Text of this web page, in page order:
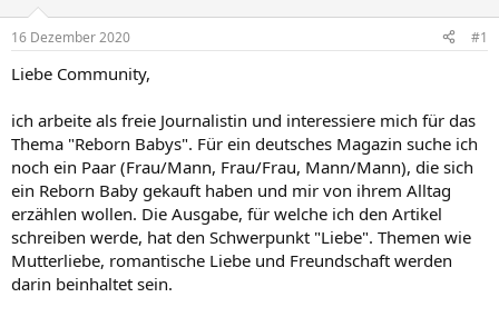
e
r
l
t
a
16 Dezember 2020 #1
Liebe Community,
ich arbeite als freie Journalistin und interessiere mich für das
Thema "Reborn Babys". Für ein deutsches Magazin suche ich
noch ein Paar (Frau/Mann, Frau/Frau, Mann/Mann), die sich
ein Reborn Baby gekauft haben und mir von ihrem Alltag
erzählen wollen. Die Ausgabe, für welche ich den Artikel
schreiben werde, hat den Schwerpunkt "Liebe". Themen wie
Mutterliebe, romantische Liebe und Freundschaft werden
darin beinhaltet sein.